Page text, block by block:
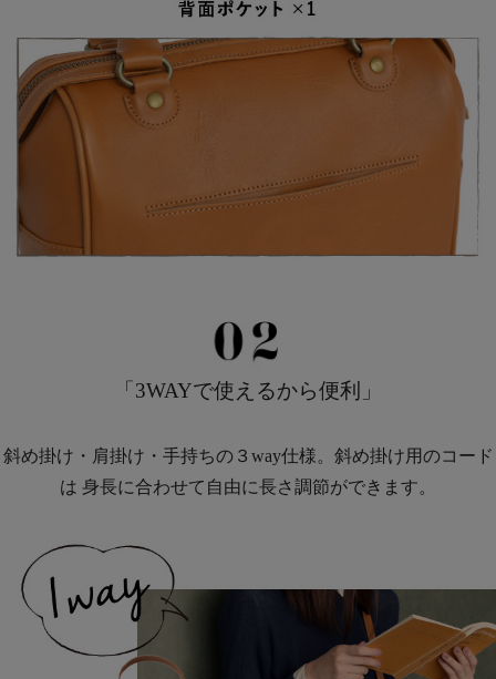
「3WAYで使えるから便利」
斜め掛け・肩掛け・手持ちの３way仕様。斜め掛け用のコード
は 身長に合わせて自由に長さ調節ができます。